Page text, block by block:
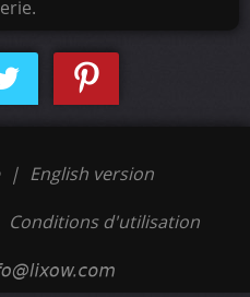
| English version
Conditions d'utilisation